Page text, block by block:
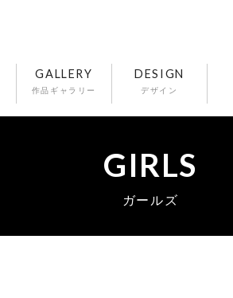
GALLERY
作品ギャラリー
DESIGN
デザイン
GIRLS
ガールズ